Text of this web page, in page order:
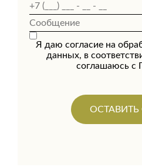
Я даю согласие на
данных, в
соглашаюсь с
ОСТАВИТЬ